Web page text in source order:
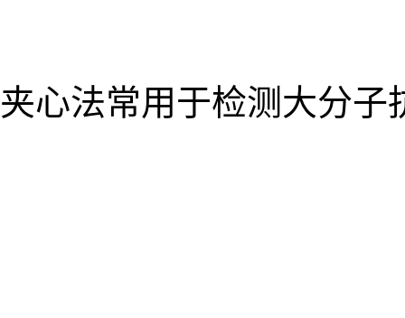
夹心法常用于检测大分子